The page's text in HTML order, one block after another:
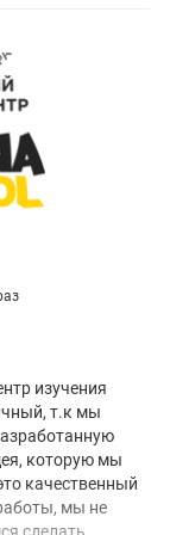
изучения
т.к мы
которую мы
качественный
мы не